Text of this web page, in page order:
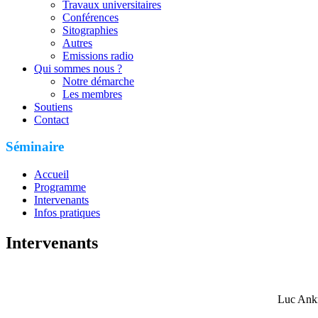
Travaux universitaires
Conférences
Sitographies
Autres
Emissions radio
Qui sommes nous ?
Notre démarche
Les membres
Soutiens
Contact
Séminaire
Accueil
Programme
Intervenants
Infos pratiques
Intervenants
Luc